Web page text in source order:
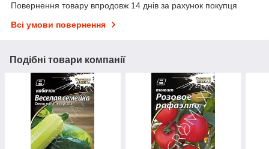
Повернення товару впродовж 14 днів за рахунок покупця
Всі умови повернення
Подібні товари компанії